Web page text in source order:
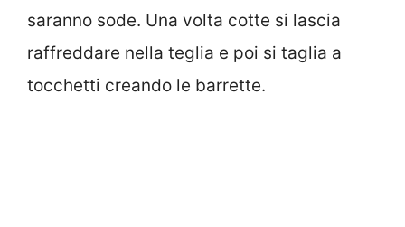
saranno sode. Una volta cotte si lascia
raffreddare nella teglia e poi si taglia a
tocchetti creando le barrette.